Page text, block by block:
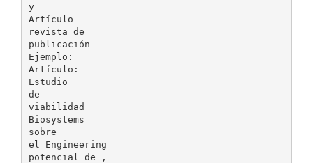
y
Artículo
revista de
publicación
Ejemplo:
Artículo:
Estudio
de
viabilidad
Biosystems
sobre
el Engineering
potencial de ,